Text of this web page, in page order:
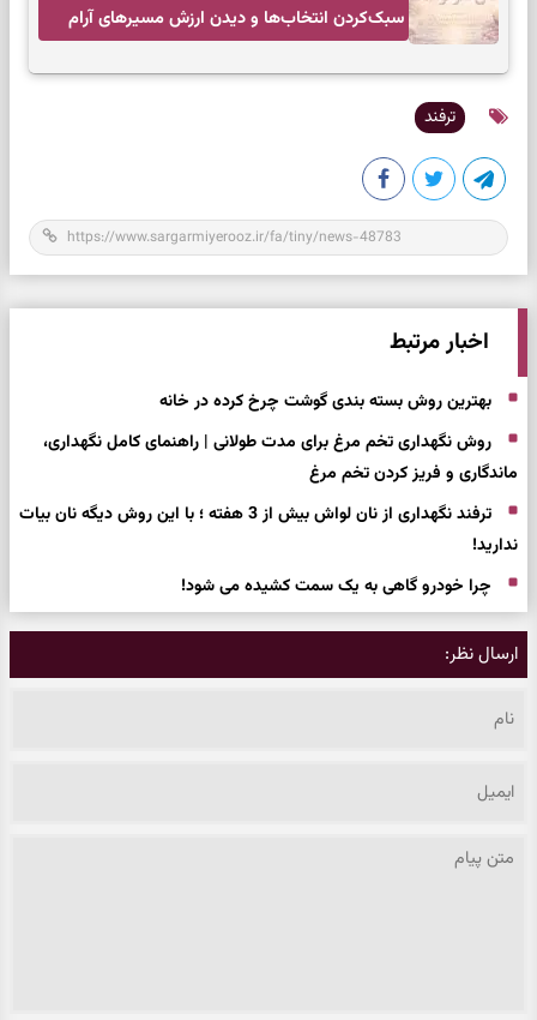
سبک‌کردن انتخاب‌ها و دیدن ارزش مسیرهای آرام
ترفند
اخبار مرتبط
بهترین روش بسته بندی گوشت چرخ کرده در خانه
روش نگهداری تخم مرغ برای مدت طولانی | راهنمای کامل نگهداری،
ماندگاری و فریز کردن تخم مرغ
ترفند نگهداری از نان لواش بیش از 3 هفته ؛ با این روش دیگه نان بیات
ندارید!
چرا خودرو گاهی به یک سمت کشیده می شود!
ارسال نظر: